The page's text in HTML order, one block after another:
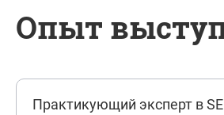
Опыт
Практикующий эксперт в